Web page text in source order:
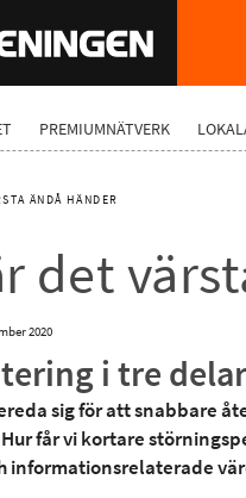
PREMIUMNÄTVERK
ÄNDÅ HÄNDER
det
2020
i tre delar
sig för att snabbare
får vi kortare
informationsrelaterade